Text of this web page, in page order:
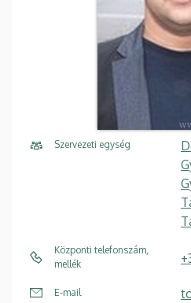
Szervezeti egység
Központi telefonszám,
mellék
E-mail